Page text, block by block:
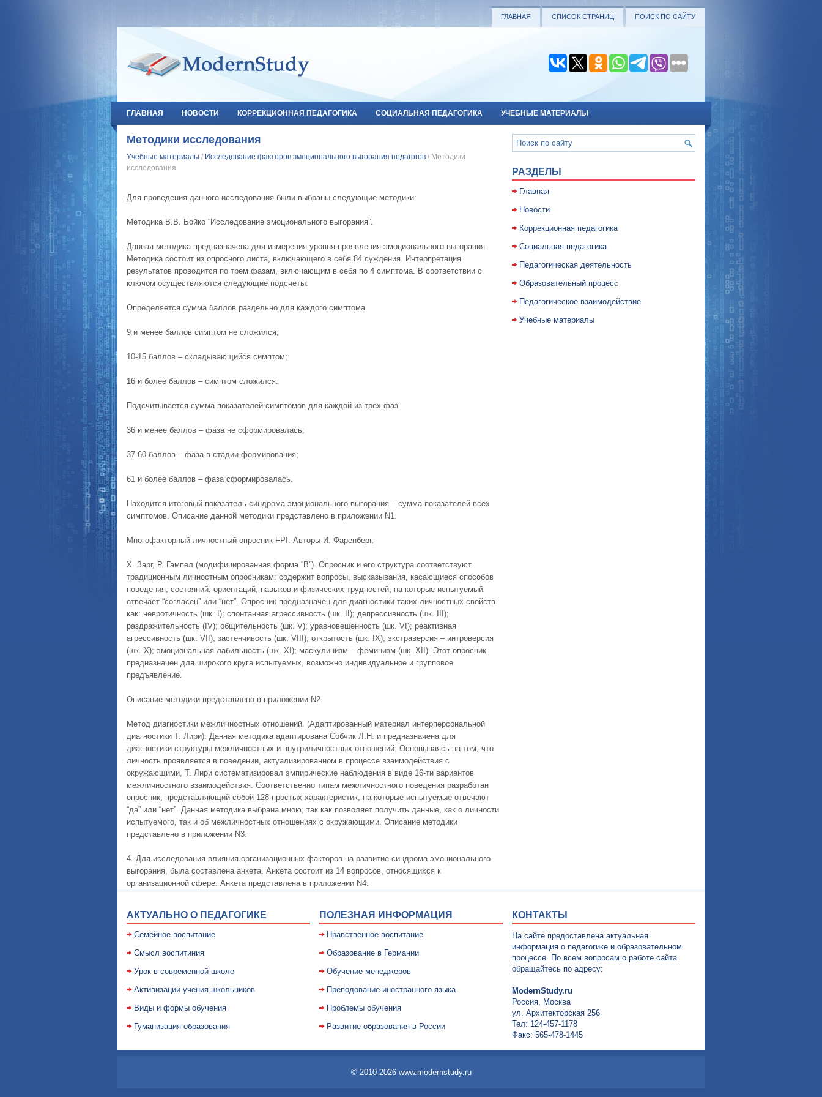
ГЛАВНАЯ СПИСОК СТРАНИЦ ПОИСК ПО САЙТУ
ГЛАВНАЯ НОВОСТИ КОРРЕКЦИОННАЯ ПЕДАГОГИКА СОЦИАЛЬНАЯ ПЕДАГОГИКА УЧЕБНЫЕ МАТЕРИАЛЫ
Методики исследования
Учебные материалы / Исследование факторов эмоционального выгорания педагогов / Методики
исследования
Для проведения данного исследования были выбраны следующие методики:
Методика В.В. Бойко “Исследование эмоционального выгорания”.
Данная методика предназначена для измерения уровня проявления эмоционального выгорания.
Методика состоит из опросного листа, включающего в себя 84 суждения. Интерпретация
результатов проводится по трем фазам, включающим в себя по 4 симптома. В соответствии с
ключом осуществляются следующие подсчеты:
Определяется сумма баллов раздельно для каждого симптома.
9 и менее баллов симптом не сложился;
10-15 баллов – складывающийся симптом;
16 и более баллов – симптом сложился.
Подсчитывается сумма показателей симптомов для каждой из трех фаз.
36 и менее баллов – фаза не сформировалась;
37-60 баллов – фаза в стадии формирования;
61 и более баллов – фаза сформировалась.
Находится итоговый показатель синдрома эмоционального выгорания – сумма показателей всех
симптомов. Описание данной методики представлено в приложении N1.
Многофакторный личностный опросник FPI. Авторы И. Фаренберг,
Х. Зарг, Р. Гампел (модифицированная форма “B”). Опросник и его структура соответствуют
традиционным личностным опросникам: содержит вопросы, высказывания, касающиеся способов
поведения, состояний, ориентаций, навыков и физических трудностей, на которые испытуемый
отвечает “согласен” или “нет”. Опросник предназначен для диагностики таких личностных свойств
как: невротичность (шк. I); спонтанная агрессивность (шк. II); депрессивность (шк. III);
раздражительность (IV); общительность (шк. V); уравновешенность (шк. VI); реактивная
агрессивность (шк. VII); застенчивость (шк. VIII); открытость (шк. IX); экстраверсия – интроверсия
(шк. X); эмоциональная лабильность (шк. XI); маскулинизм – феминизм (шк. XII). Этот опросник
предназначен для широкого круга испытуемых, возможно индивидуальное и групповое
предъявление.
Описание методики представлено в приложении N2.
Метод диагностики межличностных отношений. (Адаптированный материал интерперсональной
диагностики Т. Лири). Данная методика адаптирована Собчик Л.Н. и предназначена для
диагностики структуры межличностных и внутриличностных отношений. Основываясь на том, что
личность проявляется в поведении, актуализированном в процессе взаимодействия с
окружающими, Т. Лири систематизировал эмпирические наблюдения в виде 16-ти вариантов
межличностного взаимодействия. Соответственно типам межличностного поведения разработан
опросник, представляющий собой 128 простых характеристик, на которые испытуемые отвечают
“да” или “нет”. Данная методика выбрана мною, так как позволяет получить данные, как о личности
испытуемого, так и об межличностных отношениях с окружающими. Описание методики
представлено в приложении N3.
4. Для исследования влияния организационных факторов на развитие синдрома эмоционального
выгорания, была составлена анкета. Анкета состоит из 14 вопросов, относящихся к
организационной сфере. Анкета представлена в приложении N4.
РАЗДЕЛЫ
Главная
Новости
Коррекционная педагогика
Социальная педагогика
Педагогическая деятельность
Образовательный процесс
Педагогическое взаимодействие
Учебные материалы
АКТУАЛЬНО О ПЕДАГОГИКЕ
Семейное воспитание
Смысл воспитиния
Уpок в совpеменной школе
Активизации учения школьников
Виды и формы обучения
Гуманизация образования
ПОЛЕЗНАЯ ИНФОРМАЦИЯ
Нравственное воспитание
Образование в Германии
Обучение менеджеров
Преподование иностранного языка
Проблемы обучения
Развитие образования в России
КОНТАКТЫ
На сайте предоставлена актуальная
информация о педагогике и образовательном
процессе. По всем вопросам о работе сайта
обращайтесь по адресу:
ModernStudy.ru
Россия, Москва
ул. Архитекторская 256
Тел: 124-457-1178
Факс: 565-478-1445
© 2010-2026 www.modernstudy.ru